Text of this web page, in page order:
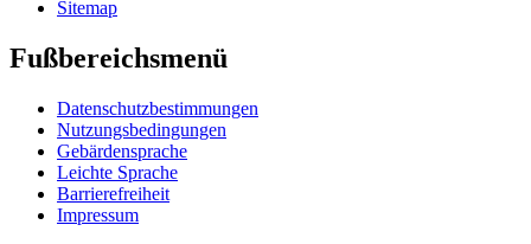
Sitemap
Fußbereichsmenü
Datenschutzbestimmungen
Nutzungsbedingungen
Gebärdensprache
Leichte Sprache
Barrierefreiheit
Impressum